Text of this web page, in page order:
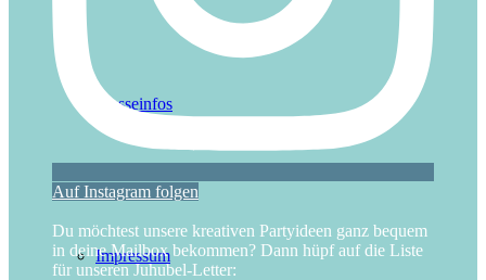
Presseinfos
Impressum
Auf Instagram folgen
Du möchtest unsere kreativen Partyideen ganz bequem
in deine Mailbox bekommen? Dann hüpf auf die Liste
für unseren Juhubel-Letter: